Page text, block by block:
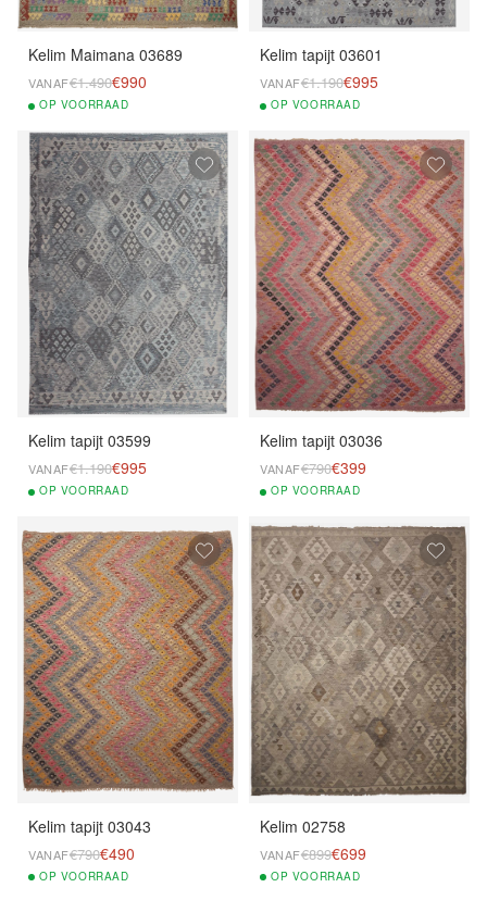
Kelim Maimana 03689
VANAF€1.490€990
OP VOORRAAD
Kelim tapijt 03601
VANAF€1.190€995
OP VOORRAAD
Kelim tapijt 03599
VANAF€1.190€995
OP VOORRAAD
Kelim tapijt 03036
VANAF€790€399
OP VOORRAAD
Kelim tapijt 03043
VANAF€790€490
OP VOORRAAD
Kelim 02758
VANAF€899€699
OP VOORRAAD